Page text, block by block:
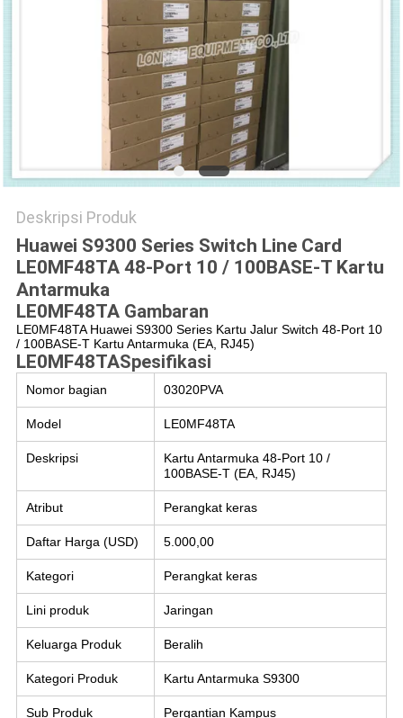
Deskripsi Produk
Huawei S9300 Series Switch Line Card
LE0MF48TA 48-Port 10 / 100BASE-T Kartu
Antarmuka
LE0MF48TAGambaran
LE0MF48TA Huawei S9300 Series Kartu Jalur Switch 48-Port 10
/ 100BASE-T Kartu Antarmuka (EA, RJ45)
LE0MF48TASpesifikasi
Nomor bagian 03020PVA
Model LE0MF48TA
Deskripsi
Kartu Antarmuka 48-Port 10 /
100BASE-T (EA, RJ45)
Atribut Perangkat keras
Daftar Harga (USD) 5.000,00
Kategori Perangkat keras
Lini produk Jaringan
Keluarga Produk Beralih
Kategori Produk Kartu Antarmuka S9300
Sub Produk Pergantian Kampus